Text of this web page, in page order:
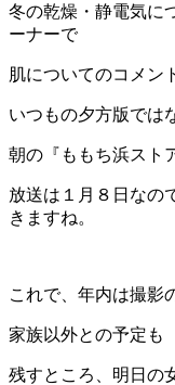
冬の乾燥・静電気に
ーナーで
肌についてのコメン
いつもの夕方版では
朝の『ももち浜スト
放送は１月８日なの
きますね。
これで、年内は撮影
家族以外との予定も
残すところ、明日の